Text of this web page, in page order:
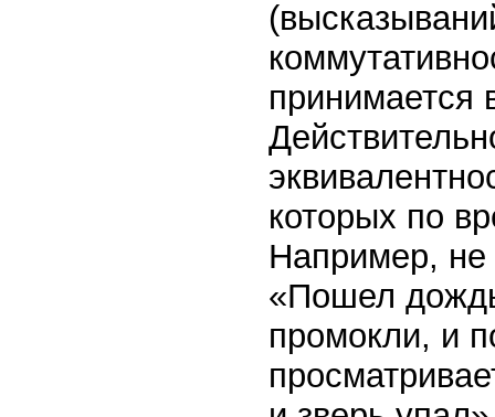
принимается
которых по
Например, не
«Пошел
промокли, и